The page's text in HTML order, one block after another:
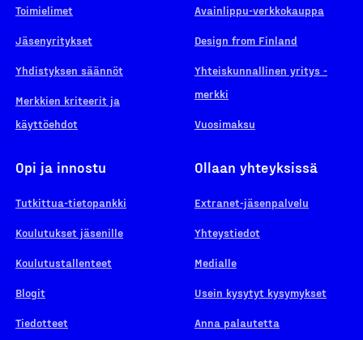
Toimielimet
Jäsenyritykset
Yhdistyksen säännöt
Merkkien kriteerit ja
käyttöehdot
Avainlippu-verkkokauppa
Design from Finland
Yhteiskunnallinen yritys -
merkki
Vuosimaksu
Opi ja innostu
Tutkittua-tietopankki
Koulutukset jäsenille
Koulutustallenteet
Blogit
Tiedotteet
Ollaan yhteyksissä
Extranet-jäsenpalvelu
Yhteystiedot
Medialle
Usein kysytyt kysymykset
Anna palautetta